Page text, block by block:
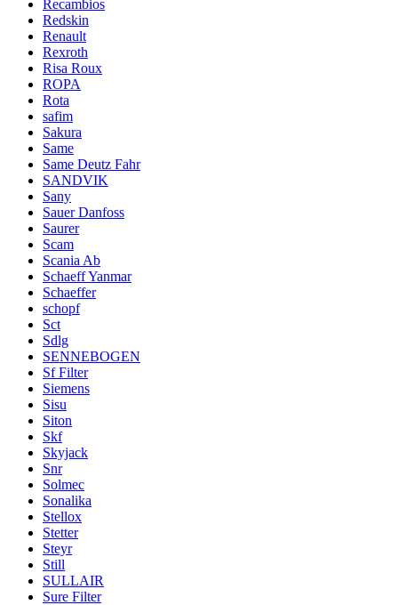
Recambios
Redskin
Renault
Rexroth
Risa Roux
ROPA
Rota
safim
Sakura
Same
Same Deutz Fahr
SANDVIK
Sany
Sauer Danfoss
Saurer
Scam
Scania Ab
Schaeff Yanmar
Schaeffer
schopf
Sct
Sdlg
SENNEBOGEN
Sf Filter
Siemens
Sisu
Siton
Skf
Skyjack
Snr
Solmec
Sonalika
Stellox
Stetter
Steyr
Still
SULLAIR
Sure Filter